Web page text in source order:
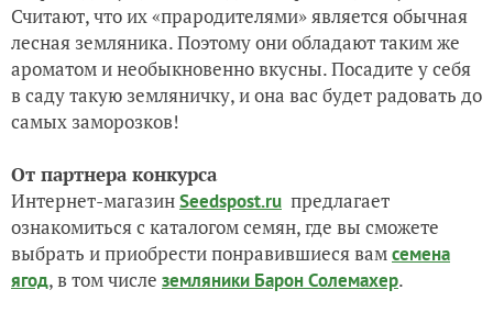
Считают, что их «прародителями» является обычная
лесная земляника. Поэтому они обладают таким же
ароматом и необыкновенно вкусны. Посадите у себя
в саду такую земляничку, и она вас будет радовать до
самых заморозков!
От партнера конкурса
Интернет-магазинSeedspost.ru предлагает
ознакомиться с каталогом семян, где вы сможете
выбрать и приобрести понравившиеся вамсемена
ягод, в том числе земляники Барон Солемахер.